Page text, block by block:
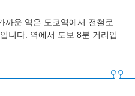
까운 역은 도쿄역에서 전철로
니다. 역에서 도보 8분 거리입